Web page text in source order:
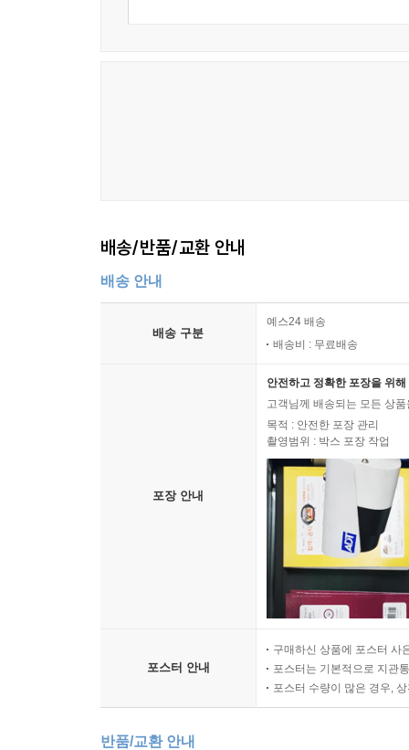
배송/반품/교환 안내
배송 안내
배송 구분
예스24 배송
배송비 : 무료배송
포장 안내
안전하고 정확한 포장을 위
고객님께 배송되는 모든 상
목적 : 안전한 포장 관리
촬영범위 : 박스 포장 작업
포스터 안내
구매하신 상품에 포스터 사
포스터는 기본적으로 지관
포스터 수량이 많은 경우,
반품/교환 안내